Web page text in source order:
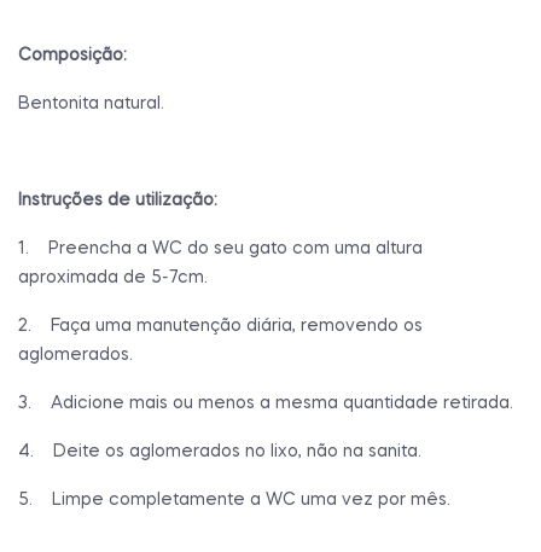
Composição:
Bentonita natural.
Instruções de utilização:
1. Preencha a WC do seu gato com uma altura
aproximada de 5-7cm.
2. Faça uma manutenção diária, removendo os
aglomerados.
3. Adicione mais ou menos a mesma quantidade retirada.
4. Deite os aglomerados no lixo, não na sanita.
5. Limpe completamente a WC uma vez por mês.